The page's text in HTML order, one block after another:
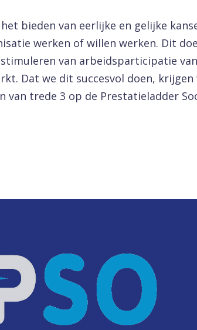
bieden van eerlijke en gelijke
werken of willen werken. Dit
van arbeidsparticipatie
Dat we dit succesvol doen, krijgen
van trede 3 op de Prestatieladder